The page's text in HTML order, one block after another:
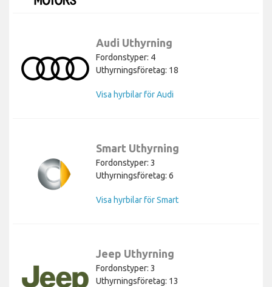
Audi Uthyrning
Fordonstyper: 4
Uthyrningsföretag: 18
Visa hyrbilar för Audi
Smart Uthyrning
Fordonstyper: 3
Uthyrningsföretag: 6
Visa hyrbilar för Smart
Jeep Uthyrning
Fordonstyper: 3
Uthyrningsföretag: 13